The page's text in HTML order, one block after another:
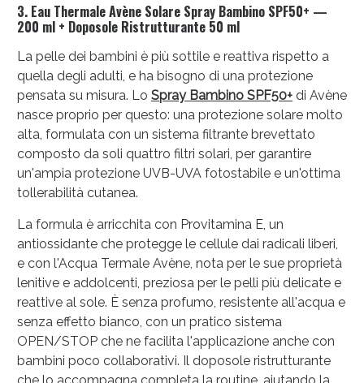
3. Eau Thermale Avène Solare Spray Bambino SPF50+ —
200 ml + Doposole Ristrutturante 50 ml
La pelle dei bambini è più sottile e reattiva rispetto a
quella degli adulti, e ha bisogno di una protezione
pensata su misura. Lo Spray Bambino SPF50+di Avène
nasce proprio per questo: una protezione solare molto
alta, formulata con un sistema filtrante brevettato
composto da soli quattro filtri solari, per garantire
un'ampia protezione UVB-UVA fotostabile e un'ottima
tollerabilità cutanea.
La formula è arricchita con Provitamina E, un
antiossidante che protegge le cellule dai radicali liberi,
e con l'Acqua Termale Avène, nota per le sue proprietà
lenitive e addolcenti, preziosa per le pelli più delicate e
reattive al sole. È senza profumo, resistente all'acqua e
senza effetto bianco, con un pratico sistema
OPEN/STOP che ne facilita l'applicazione anche con
bambini poco collaborativi. Il doposole ristrutturante
che lo accompagna completa la routine, aiutando la